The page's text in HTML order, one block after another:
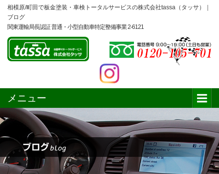
相模原/町田で板金塗装・車検トータルサービスの株式会社tassa（タッサ）｜
ブログ
関東運輸局長認証 普通・小型自動車特定整備事業 2-6121
メニュー